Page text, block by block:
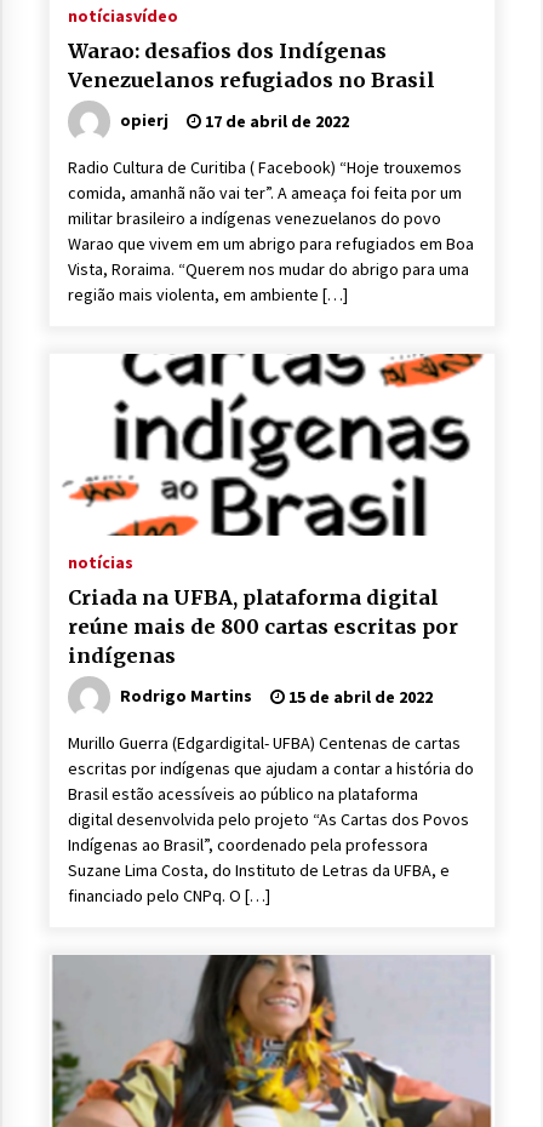
notíciasvídeo
Warao: desafios dos Indígenas
Venezuelanos refugiados no Brasil
opierj 17 de abril de 2022
Radio Cultura de Curitiba ( Facebook) “Hoje trouxemos
comida, amanhã não vai ter”. A ameaça foi feita por um
militar brasileiro a indígenas venezuelanos do povo
Warao que vivem em um abrigo para refugiados em Boa
Vista, Roraima. “Querem nos mudar do abrigo para uma
região mais violenta, em ambiente […]
notícias
Criada na UFBA, plataforma digital
reúne mais de 800 cartas escritas por
indígenas
Rodrigo Martins 15 de abril de 2022
Murillo Guerra (Edgardigital- UFBA) Centenas de cartas
escritas por indígenas que ajudam a contar a história do
Brasil estão acessíveis ao público na plataforma
digital desenvolvida pelo projeto “As Cartas dos Povos
Indígenas ao Brasil”, coordenado pela professora
Suzane Lima Costa, do Instituto de Letras da UFBA, e
financiado pelo CNPq. O […]